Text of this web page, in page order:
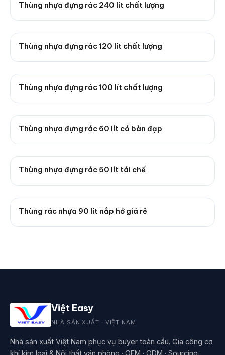
Thùng nhựa đựng rác 240 lít chất lượng
Thùng nhựa đựng rác 120 lít chất lượng
Thùng nhựa đựng rác 100 lít chất lượng
Thùng nhựa đựng rác 60 lít có bàn đạp
Thùng nhựa đựng rác 50 lít tái chế
Thùng rác nhựa 90 lít nắp hở giá rẻ
Việt Easy
NHÀ SẢN XUẤT · VIỆT NAM
Nhà sản xuất Việt Nam phục vụ buyer toàn cầu. Gia công cơ
khí kim loại & Nội thất văn phòng · OEM · ODM · Sourcing.